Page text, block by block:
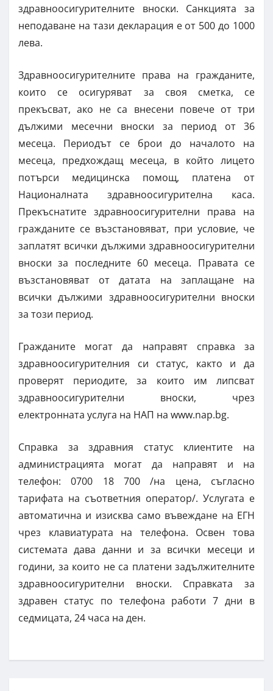
здравноосигурителните вноски. Санкцията за
неподаване на тази декларация е от 500 до 1000
лева.
Здравноосигурителните права на гражданите,
които се осигуряват за своя сметка, се
прекъсват, ако не са внесени повече от три
дължими месечни вноски за период от 36
месеца. Периодът се брои до началото на
месеца, предхождащ месеца, в който лицето
потърси медицинска помощ, платена от
Националната здравноосигурителна каса.
Прекъснатите здравноосигурителни права на
гражданите се възстановяват, при условие, че
заплатят всички дължими здравноосигурителни
вноски за последните 60 месеца. Правата се
възстановяват от датата на заплащане на
всички дължими здравноосигурителни вноски
за този период.
Гражданите могат да направят справка за
здравноосигурителния си статус, както и да
проверят периодите, за които им липсват
здравноосигурителни вноски, чрез
електронната услуга на НАП на www.nap.bg.
Справка за здравния статус клиентите на
администрацията могат да направят и на
телефон: 0700 18 700 /на цена, съгласно
тарифата на съответния оператор/. Услугата е
автоматична и изисква само въвеждане на ЕГН
чрез клавиатурата на телефона. Освен това
системата дава данни и за всички месеци и
години, за които не са платени задължителните
здравноосигурителни вноски. Справката за
здравен статус по телефона работи 7 дни в
седмицата, 24 часа на ден.